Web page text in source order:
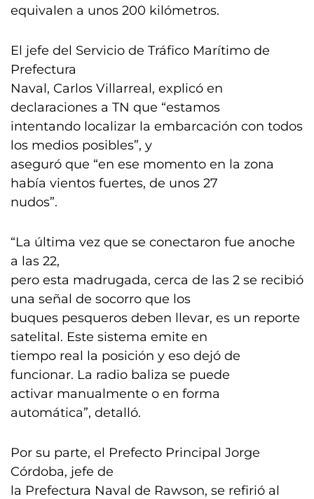
equivalen a unos 200 kilómetros.
El jefe del Servicio de Tráfico Marítimo de
Prefectura
Naval, Carlos Villarreal, explicó en
declaraciones a TN que “estamos
intentando localizar la embarcación con todos
los medios posibles”, y
aseguró que “en ese momento en la zona
había vientos fuertes, de unos 27
nudos”.
“La última vez que se conectaron fue anoche
a las 22,
pero esta madrugada, cerca de las 2 se recibió
una señal de socorro que los
buques pesqueros deben llevar, es un reporte
satelital. Este sistema emite en
tiempo real la posición y eso dejó de
funcionar. La radio baliza se puede
activar manualmente o en forma
automática”, detalló.
Por su parte, el Prefecto Principal Jorge
Córdoba, jefe de
la Prefectura Naval de Rawson, se refirió al